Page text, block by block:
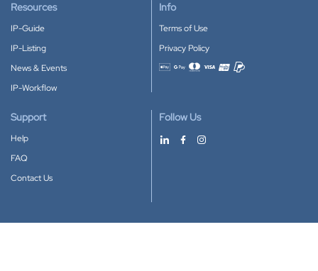
Resources
IP-Guide
IP-Listing
News & Events
IP-Workflow
Info
Terms of Use
Privacy Policy
Accepted payment methods
Support
Help
FAQ
Contact Us
Follow Us